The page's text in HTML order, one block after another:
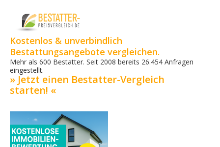
Kostenlos & unverbindlich
Bestattungsangebote vergleichen.
Mehr als 600 Bestatter. Seit 2008 bereits 26.454 Anfragen
eingestellt.
» Jetzt einen Bestatter-Vergleich
starten! «